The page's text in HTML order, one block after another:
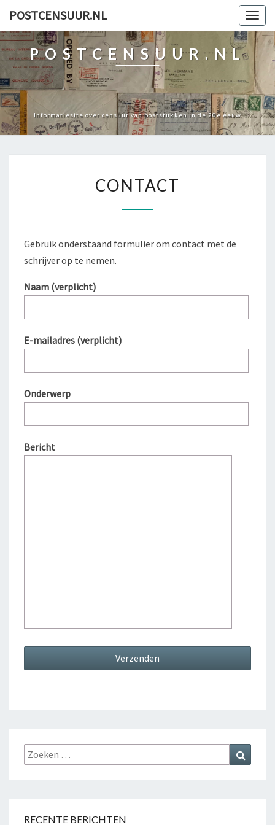
POSTCENSUUR.NL
POSTCENSUUR.NL
Informatiesite over censuur van poststukken in de 20e eeuw
CONTACT
Gebruik onderstaand formulier om contact met de
schrijver op te nemen.
Naam (verplicht)
E-mailadres (verplicht)
Onderwerp
Bericht
Zoeken
naar:
RECENTE BERICHTEN